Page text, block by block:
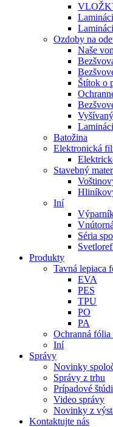
Ozdoby na
Naše
Štítok o
Batožina
Elektronická
Stavebný
Iní
Séria
Produkty
Tavná lepiaca
EVA
PES
TPU
PO
PA
Ochranná fólia
Iní
Správy
Novinky
Správy z trhu
Prípadové
Video správy
Novinky z
Kontaktujte nás